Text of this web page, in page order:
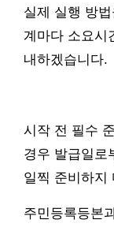
실제 실행 방
계마다 소요시
내하겠습니다.
시작 전 필수
경우 발급일로
일찍 준비하지
주민등록등본